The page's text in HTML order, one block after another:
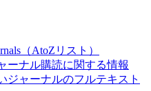
（AtoZリスト）
ーナル購読に関する情報
ジャーナルのフルテキスト